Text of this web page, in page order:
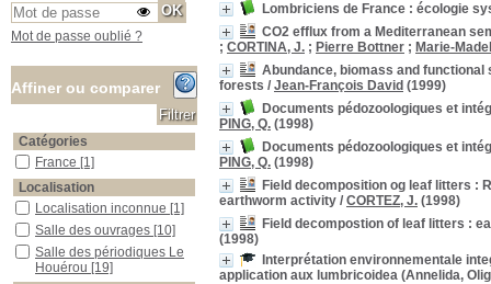
Lombriciens de France : écologie
CO2 efflux from a Mediterranean
; CORTINA, J. ; Pierre Bottner ; Marie-
Abundance, biomass and
forests / Jean-François David (1999)
Documents pédozoologiques et
PING, Q. (1998)
Documents pédozoologiques et
PING, Q. (1998)
Field decomposition og leaf litters :
earthworm activity / CORTEZ, J. (1998)
Field decompostion of leaf litters :
(1998)
Interprétation environnementale
application aux lumbricoidea (Annelida,
Mot de passe oublié ?
Affiner ou comparer
Catégories
FranceFrance [1]
Localisation
Localisation inconnue
Localisation inconnue [1]
Salle des ouvrages
Salle des ouvrages [10]
Salle des périodiques Le Houérou
Salle des périodiques Le
Houérou [19]